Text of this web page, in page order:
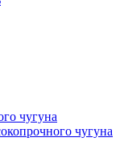
чугуна
чугуна